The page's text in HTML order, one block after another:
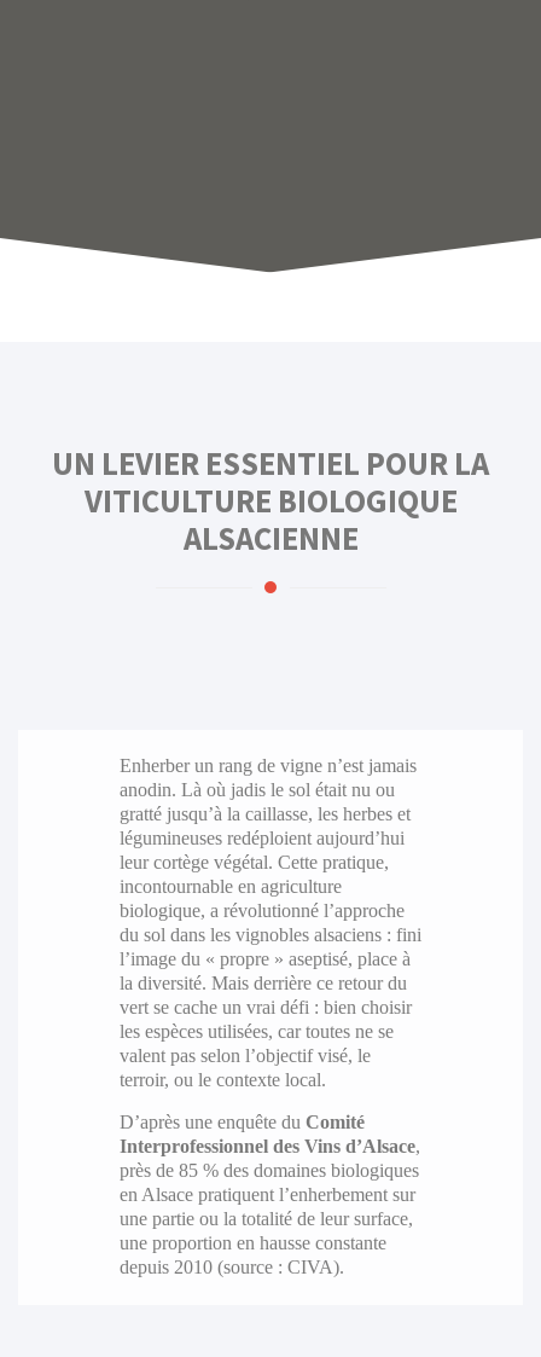
UN LEVIER ESSENTIEL POUR LA
VITICULTURE BIOLOGIQUE
ALSACIENNE
Enherber un rang de vigne n’est jamais
anodin. Là où jadis le sol était nu ou
gratté jusqu’à la caillasse, les herbes et
légumineuses redéploient aujourd’hui
leur cortège végétal. Cette pratique,
incontournable en agriculture
biologique, a révolutionné l’approche
du sol dans les vignobles alsaciens : fini
l’image du « propre » aseptisé, place à
la diversité. Mais derrière ce retour du
vert se cache un vrai défi : bien choisir
les espèces utilisées, car toutes ne se
valent pas selon l’objectif visé, le
terroir, ou le contexte local.
D’après une enquête du Comité
Interprofessionnel des Vins d’Alsace,
près de 85 % des domaines biologiques
en Alsace pratiquent l’enherbement sur
une partie ou la totalité de leur surface,
une proportion en hausse constante
depuis 2010 (source : CIVA).